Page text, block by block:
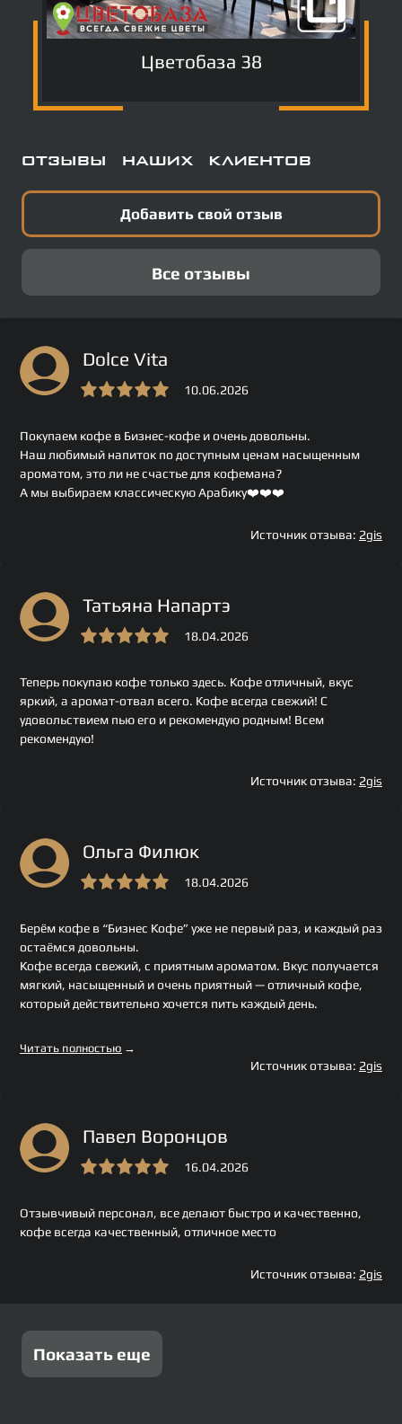
Цветобаза 38
Отзывы наших клиентов
Добавить свой отзыв
Все отзывы
Dolce Vita
10.06.2026
Покупаем кофе в Бизнес-кофе и очень довольны.
Наш любимый напиток по доступным ценам насыщенным
ароматом, это ли не счастье для кофемана?
А мы выбираем классическую Арабику❤️❤️❤️
Источник отзыва: 2gis
Татьяна Напартэ
18.04.2026
Теперь покупаю кофе только здесь. Кофе отличный, вкус
яркий, а аромат-отвал всего. Кофе всегда свежий! С
удовольствием пью его и рекомендую родным! Всем
рекомендую!
Источник отзыва: 2gis
Ольга Филюк
18.04.2026
Берём кофе в “Бизнес Кофе” уже не первый раз, и каждый раз
остаёмся довольны.
Кофе всегда свежий, с приятным ароматом. Вкус получается
мягкий, насыщенный и очень приятный — отличный кофе,
который действительно хочется пить каждый день.
Читать полностью →
Источник отзыва: 2gis
Павел Воронцов
16.04.2026
Отзывчивый персонал, все делают быстро и качественно,
кофе всегда качественный, отличное место
Источник отзыва: 2gis
Показать еще